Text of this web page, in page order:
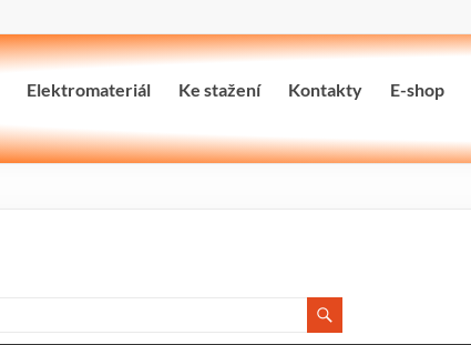
Elektromateriál Ke stažení Kontakty E-shop